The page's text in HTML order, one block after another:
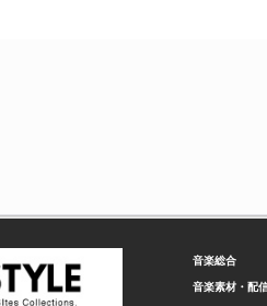
音楽総合
音楽素材・配